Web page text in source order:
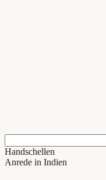
Handschellen
Anrede in Indien